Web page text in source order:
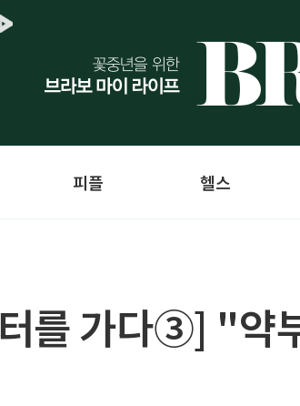
피플 헬스
를 가다③] "약